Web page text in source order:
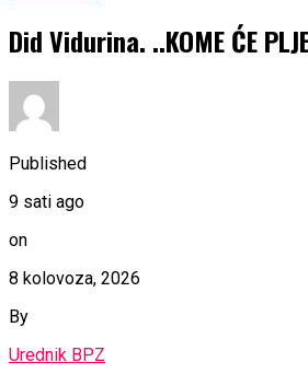
Did Vidurina. ..KOME ĆE
Published
9 sati ago
on
8 kolovoza, 2026
By
Urednik BPZ